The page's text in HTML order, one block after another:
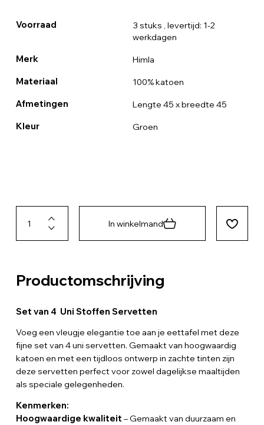
Voorraad 3 stuks , levertijd: 1-2
werkdagen
Merk Himla
Materiaal 100% katoen
Afmetingen Lengte 45 x breedte 45
Kleur Groen
In winkelmand
Productomschrijving
Set van 4 Uni Stoffen Servetten
Voeg een vleugje elegantie toe aan je eettafel met deze
fijne set van 4 uni servetten. Gemaakt van hoogwaardig
katoen en met een tijdloos ontwerp in zachte tinten zijn
deze servetten perfect voor zowel dagelijkse maaltijden
als speciale gelegenheden.
Kenmerken:
Hoogwaardige kwaliteit – Gemaakt van duurzaam en